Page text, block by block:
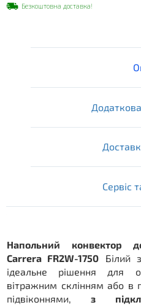
Безкоштовна доставка!
Сервіс
Напольний конвектор
Carrera FR2W-1750 Білий
ідеальне рішення для
вітражним склінням або в
підвіконнями,з